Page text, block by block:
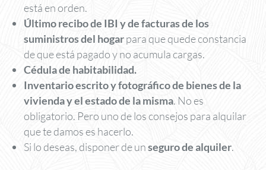
está en orden.
Último recibo de IBI y de facturas de los
suministros del hogarpara que quede constancia
de que está pagado y no acumula cargas.
Cédula de habitabilidad.
Inventario escrito y fotográfico de bienes de la
vivienda y el estado de la misma. No es
obligatorio. Pero uno de los consejos para alquilar
que te damos es hacerlo.
Si lo deseas, disponer de unseguro de alquiler.